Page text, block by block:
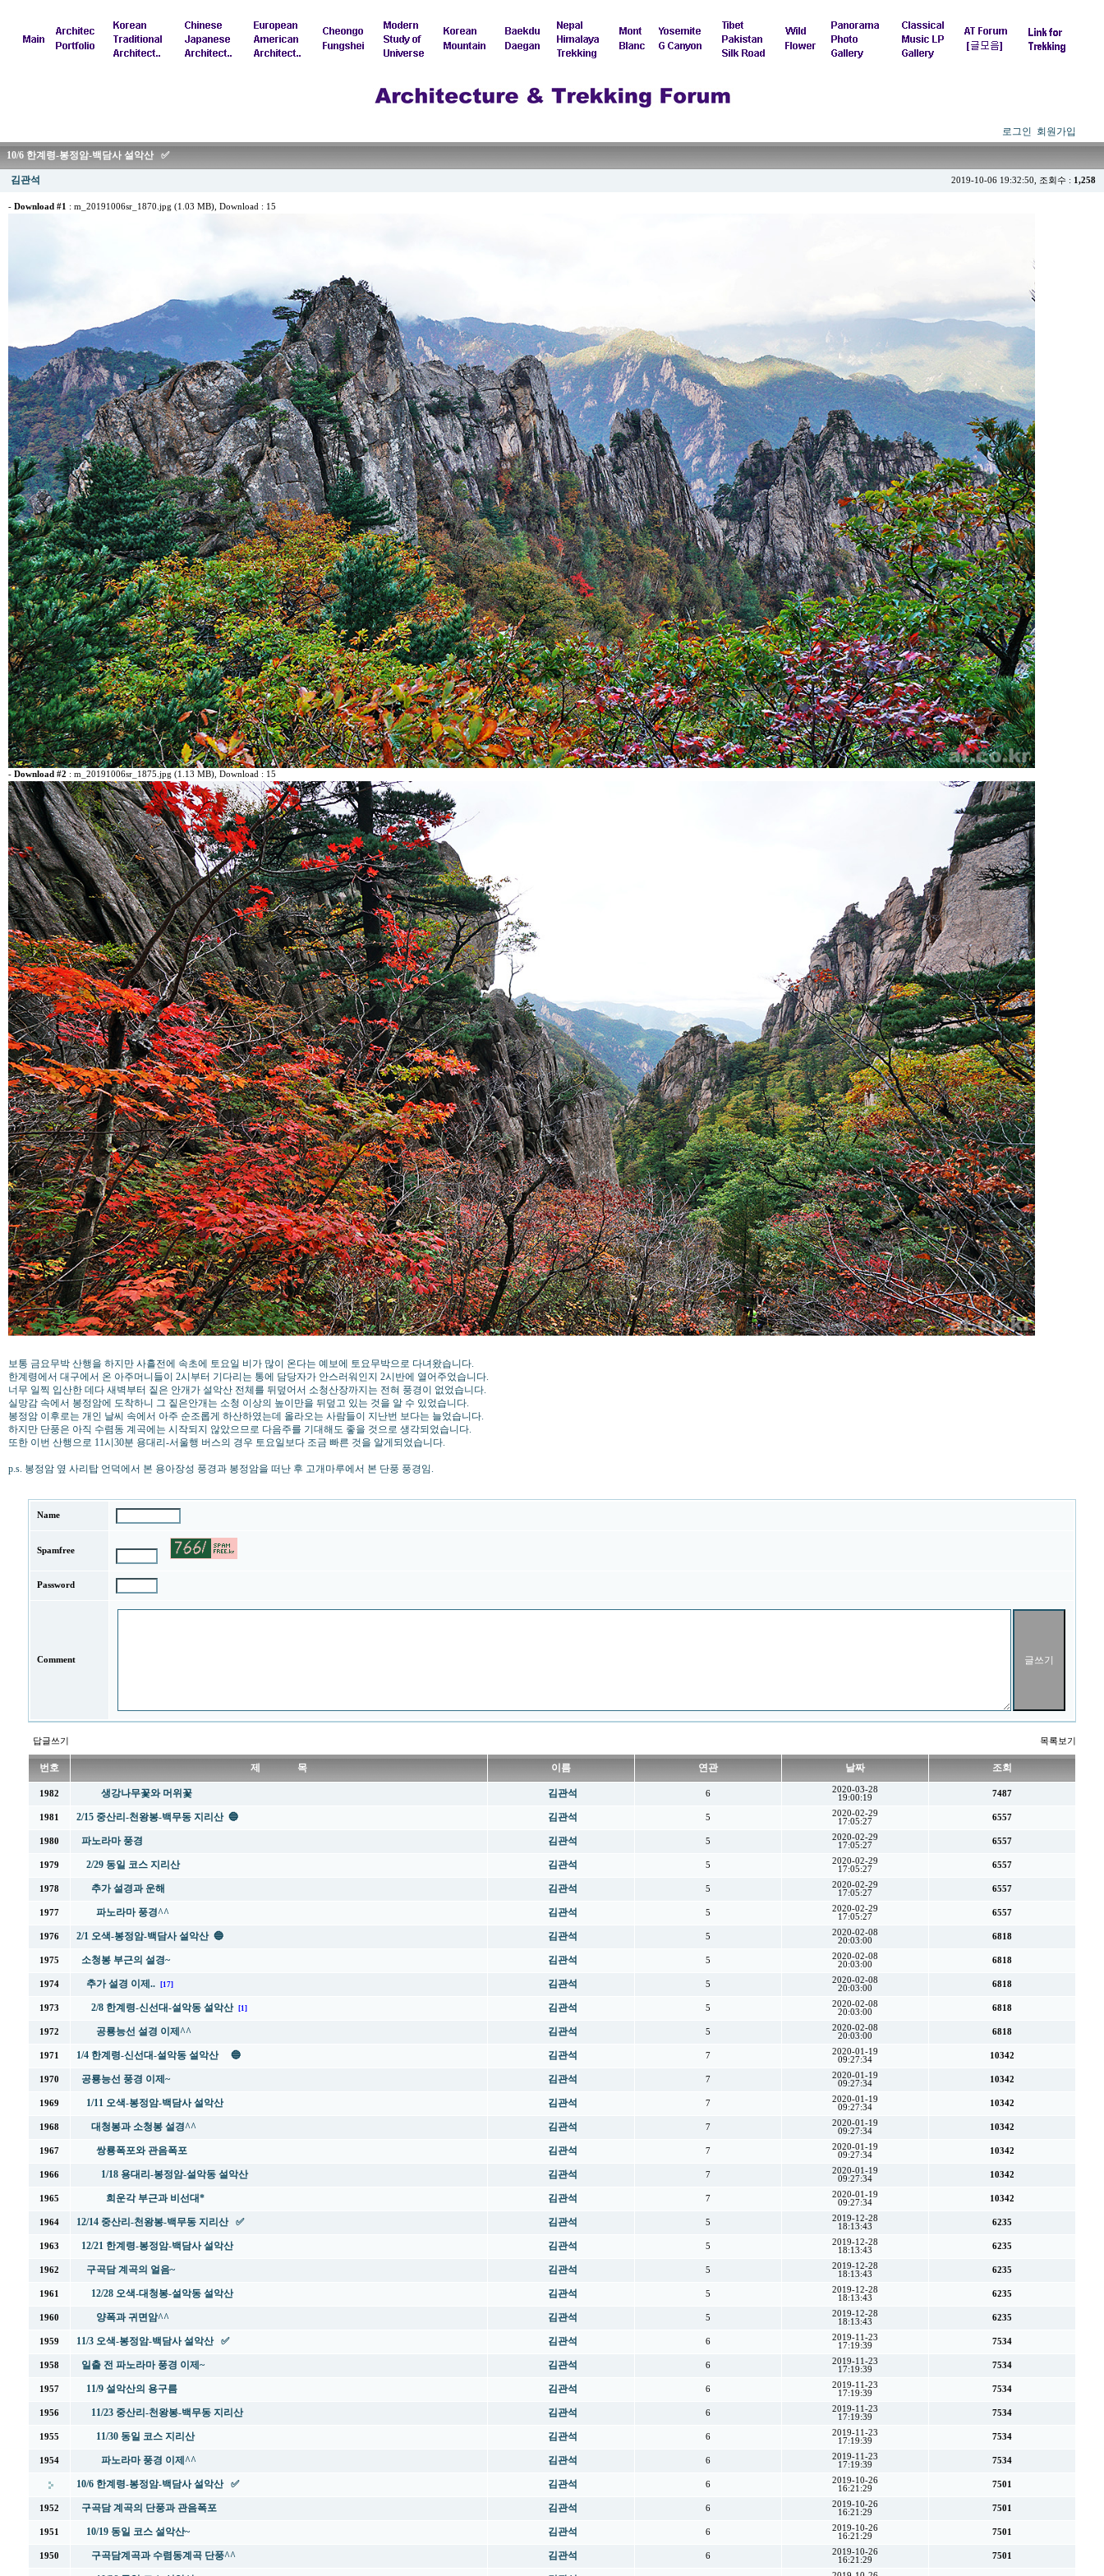
로그인 회원가입
10/6 한계령-봉정암-백담사 설악산 ✅
김관석 2019-10-06 19:32:50, 조회수 : 1,258
- Download #1 : m_20191006sr_1870.jpg (1.03 MB) , Download : 15
- Download #2 : m_20191006sr_1875.jpg (1.13 MB) , Download : 15
보통 금요무박 산행을 하지만 사흘전에 속초에 토요일 비가 많이 온다는 예보에 토요무박으로 다녀왔습니다.
한계령에서 대구에서 온 아주머니들이 2시부터 기다리는 통에 담당자가 안스러워인지 2시반에 열어주었습니다.
너무 일찍 입산한 데다 새벽부터 짙은 안개가 설악산 전체를 뒤덮어서 소청산장까지는 전혀 풍경이 없었습니다.
실망감 속에서 봉정암에 도착하니 그 짙은안개는 소청 이상의 높이만을 뒤덮고 있는 것을 알 수 있었습니다.
봉정암 이후로는 개인 날씨 속에서 아주 순조롭게 하산하였는데 올라오는 사람들이 지난번 보다는 늘었습니다.
하지만 단풍은 아직 수렴동 계곡에는 시작되지 않았으므로 다음주를 기대해도 좋을 것으로 생각되었습니다.
또한 이번 산행으로 11시30분 용대리-서울행 버스의 경우 토요일보다 조금 빠른 것을 알게되었습니다.
p.s. 봉정암 옆 사리탑 언덕에서 본 용아장성 풍경과 봉정암을 떠난 후 고개마루에서 본 단풍 풍경임.
Name
Spamfree
Password
Comment
답글쓰기 목록보기
번호 제 목 이름 연관 날짜 조회
1982 생강나무꽃와 머위꽃 김관석 6
2020-03-28
19:00:19
7487
1981 2/15 중산리-천왕봉-백무동 지리산 🔵 김관석 5
2020-02-29
17:05:27
6557
1980 파노라마 풍경 김관석 5
2020-02-29
17:05:27
6557
1979 2/29 동일 코스 지리산 김관석 5
2020-02-29
17:05:27
6557
1978 추가 설경과 운해 김관석 5
2020-02-29
17:05:27
6557
1977 파노라마 풍경^^ 김관석 5
2020-02-29
17:05:27
6557
1976 2/1 오색-봉정암-백담사 설악산 🔵 김관석 5
2020-02-08
20:03:00
6818
1975 소청봉 부근의 설경~ 김관석 5
2020-02-08
20:03:00
6818
1974 추가 설경 이제.. [17] 김관석 5
2020-02-08
20:03:00
6818
1973 2/8 한계령-신선대-설악동 설악산 [1] 김관석 5
2020-02-08
20:03:00
6818
1972 공룡능선 설경 이제^^ 김관석 5
2020-02-08
20:03:00
6818
1971 1/4 한계령-신선대-설악동 설악산 🔵 김관석 7
2020-01-19
09:27:34
10342
1970 공룡능선 풍경 이제~ 김관석 7
2020-01-19
09:27:34
10342
1969 1/11 오색-봉정암-백담사 설악산 김관석 7
2020-01-19
09:27:34
10342
1968 대청봉과 소청봉 설경^^ 김관석 7
2020-01-19
09:27:34
10342
1967 쌍룡폭포와 관음폭포 김관석 7
2020-01-19
09:27:34
10342
1966 1/18 용대리-봉정암-설악동 설악산 김관석 7
2020-01-19
09:27:34
10342
1965 희운각 부근과 비선대* 김관석 7
2020-01-19
09:27:34
10342
1964 12/14 중산리-천왕봉-백무동 지리산 ✅ 김관석 5
2019-12-28
18:13:43
6235
1963 12/21 한계령-봉정암-백담사 설악산 김관석 5
2019-12-28
18:13:43
6235
1962 구곡담 계곡의 얼음~ 김관석 5
2019-12-28
18:13:43
6235
1961 12/28 오색-대청봉-설악동 설악산 김관석 5
2019-12-28
18:13:43
6235
1960 양폭과 귀면암^^ 김관석 5
2019-12-28
18:13:43
6235
1959 11/3 오색-봉정암-백담사 설악산 ✅ 김관석 6
2019-11-23
17:19:39
7534
1958 일출 전 파노라마 풍경 이제~ 김관석 6
2019-11-23
17:19:39
7534
1957 11/9 설악산의 용구름 김관석 6
2019-11-23
17:19:39
7534
1956 11/23 중산리-천왕봉-백무동 지리산 김관석 6
2019-11-23
17:19:39
7534
1955 11/30 동일 코스 지리산 김관석 6
2019-11-23
17:19:39
7534
1954 파노라마 풍경 이제^^ 김관석 6
2019-11-23
17:19:39
7534
10/6 한계령-봉정암-백담사 설악산 ✅ 김관석 6
2019-10-26
16:21:29
7501
1952 구곡담 계곡의 단풍과 관음폭포 김관석 6
2019-10-26
16:21:29
7501
1951 10/19 동일 코스 설악산~ 김관석 6
2019-10-26
16:21:29
7501
1950 구곡담계곡과 수렴동계곡 단풍^^ 김관석 6
2019-10-26
16:21:29
7501